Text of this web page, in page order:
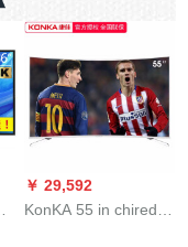
￥ 29,592
KonKA 55 in chired